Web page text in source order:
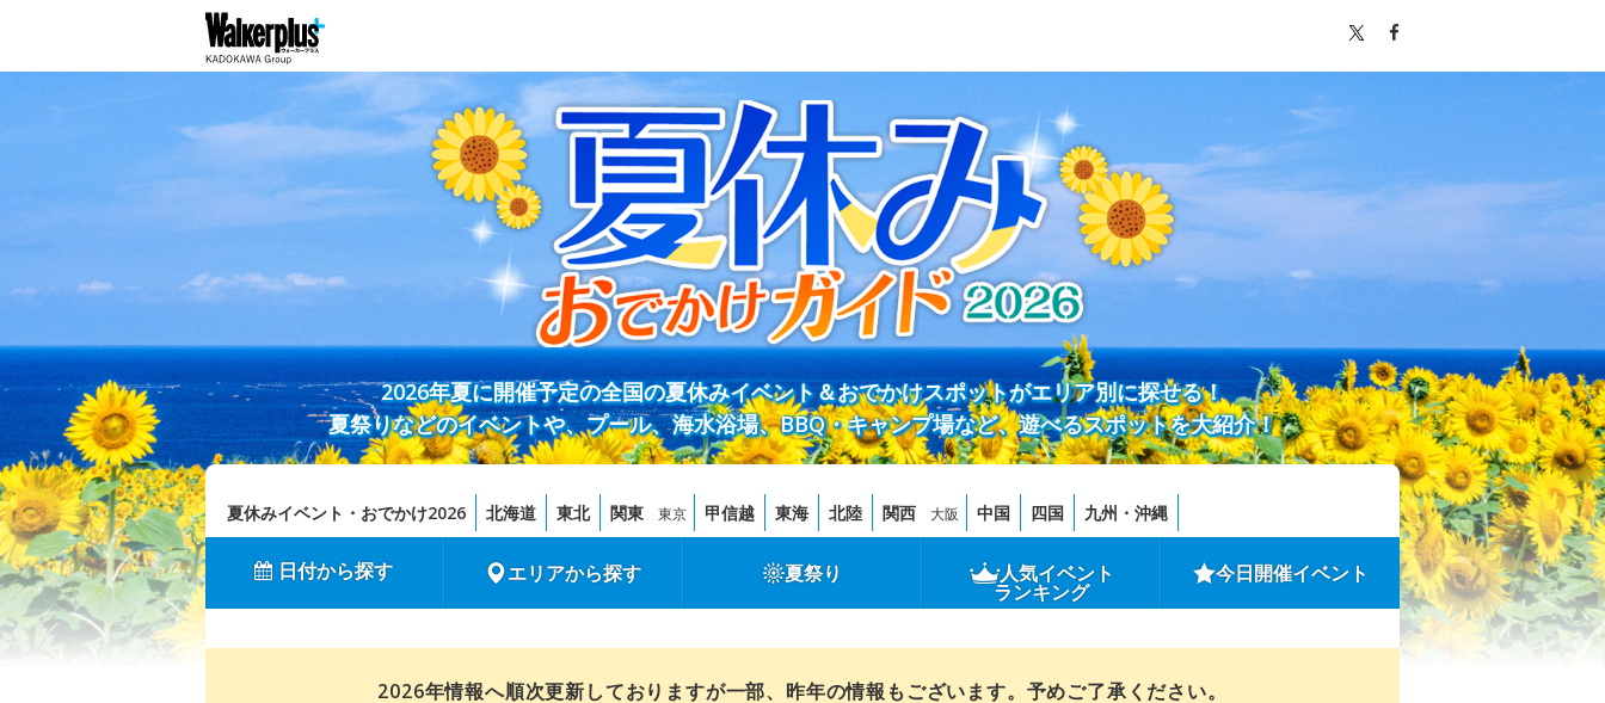
2026年夏に開催予定の全国の夏休みイベント＆おでかけスポットがエリア別に探せる！
夏祭りなどのイベントや、プール、海水浴場、BBQ・キャンプ場など、遊べるスポットを大紹介！
夏休みイベント・おでかけ2026 北海道 東北 関東 東京 甲信越 東海 北陸 関西 大阪 中国 四国 九州・沖縄
日付から探す エリアから探す 夏祭り 人気イベント
ランキング
今日開催イベント
2026年情報へ順次更新しておりますが一部、昨年の情報もございます。予めご了承ください。